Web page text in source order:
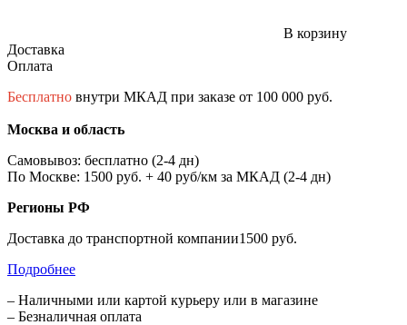
В корзину
Доставка
Оплата
Бесплатно внутри МКАД при заказе от 100 000 руб.
Москва и область
Самовывоз: бесплатно (2-4 дн)
По Москве: 1500 руб. + 40 руб/км за МКАД (2-4 дн)
Регионы РФ
Доставка до транспортной компании1500 руб.
Подробнее
– Наличными или картой курьеру или в магазине
– Безналичная оплата